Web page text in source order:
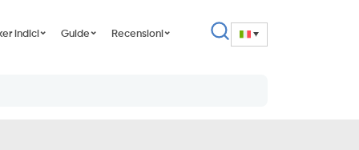
indici Guide Recensioni